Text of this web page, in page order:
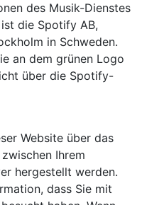
des Musik-Dienstes
die Spotify AB,
in Schweden.
an dem grünen Logo
über die Spotify-
Website über das
Ihrem
hergestellt werden.
dass Sie mit